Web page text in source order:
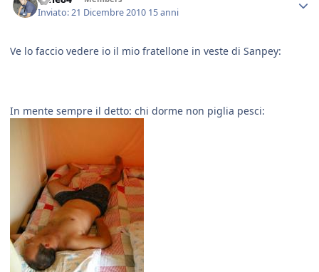
Inviato:21 Dicembre 2010 15 anni
Ve lo faccio vedere io il mio fratellone in veste di Sanpey:
In mente sempre il detto: chi dorme non piglia pesci: